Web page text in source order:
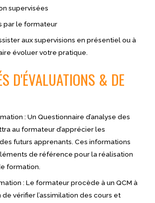
supervisées
par le formateur
aux supervisions en présentiel ou à
évoluer votre pratique.
D'ÉVALUATIONS & DE
: Un Questionnaire d’analyse des
au formateur d’apprécier les
futurs apprenants. Ces informations
de référence pour la réalisation
formation.
: Le formateur procède à un QCM à
de vérifier l’assimilation des cours et